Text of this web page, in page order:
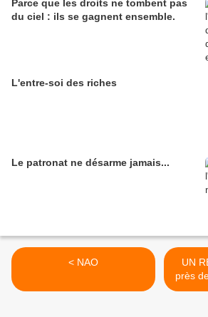
Parce que les droits ne tombent pas
du ciel : ils se gagnent ensemble.
L'entre-soi des riches
Le patronat ne désarme jamais...
< NAO
UN
près